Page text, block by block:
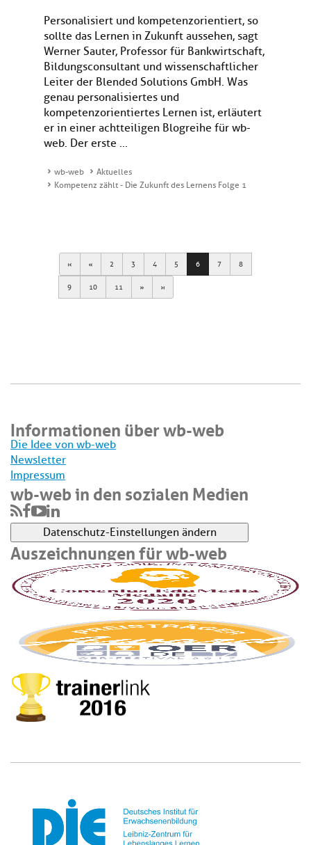
Personalisiert und kompetenzorientiert, so
sollte das Lernen in Zukunft aussehen, sagt
Werner Sauter, Professor für Bankwirtschaft,
Bildungsconsultant und wissenschaftlicher
Leiter der Blended Solutions GmbH. Was
genau personalisiertes und
kompetenzorientiertes Lernen ist, erläutert
er in einer achtteiligen Blogreihe für wb-
web. Der erste ...
wb-web
Aktuelles
Kompetenz zählt - Die Zukunft des Lernens Folge 1
First Previous
2 3 4 5 6 7 8
9 10 11 Next Last
Informationen über wb-web
Die Idee von wb-web
Newsletter
Impressum
wb-web in den sozialen Medien
Datenschutz-Einstellungen ändern
Auszeichnungen für wb-web